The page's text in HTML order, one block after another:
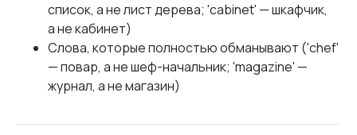
список, а не лист дерева; 'cabinet' — шкафчик,
а не кабинет)
Слова, которые полностью обманывают ('chef'
— повар, а не шеф-начальник; 'magazine' —
журнал, а не магазин)